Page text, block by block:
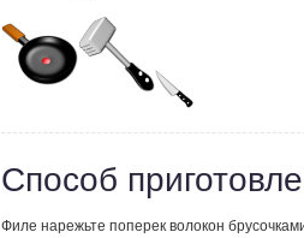
Способ
Филе нарежьте поперек волокон